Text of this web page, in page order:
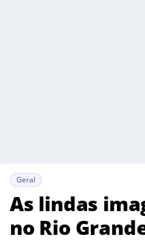
Geral
As lindas
no Rio